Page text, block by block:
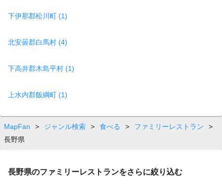
下伊那郡松川町 (1)
北安曇郡白馬村 (4)
下高井郡木島平村 (1)
上水内郡飯綱町 (1)
MapFan > ジャンル検索 > 食べる > ファミリーレストラン
>
長野県
長野県のファミリーレストランをさらに絞り込む